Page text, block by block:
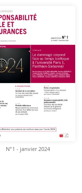
N°1 - janvier 2024